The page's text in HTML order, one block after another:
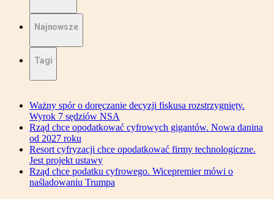
Najnowsze
Tagi
Ważny spór o doręczanie decyzji fiskusa rozstrzygnięty.
Wyrok 7 sędziów NSA
Rząd chce opodatkować cyfrowych gigantów. Nowa danina
od 2027 roku
Resort cyfryzacji chce opodatkować firmy technologiczne.
Jest projekt ustawy
Rząd chce podatku cyfrowego. Wicepremier mówi o
naśladowaniu Trumpa